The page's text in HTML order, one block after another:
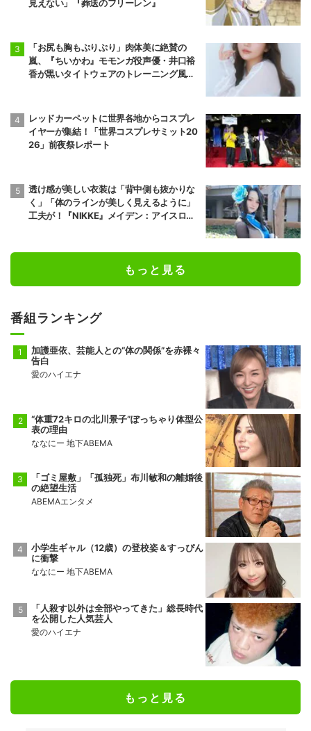
見えない」『葬送のフリーレン』
「お尻も胸もぷりぷり」肉体美に絶賛の
嵐、『ちいかわ』モモンガ役声優・井口裕
香が黒いタイトウェアのトレーニング風景
レッドカーペットに世界各地からコスプレ
イヤーが集結！「世界コスプレサミット20
26」前夜祭レポート
透け感が美しい衣装は「背中側も抜かりな
く」「体のラインが美しく見えるように」
工夫が！『NIKKE』メイデン：アイスロー
もっと見る
番組ランキング
加護亜依、芸能人との“体の関係”を赤裸々
告白
愛のハイエナ
“体重72キロの北川景子”ぽっちゃり体型公
表の理由
ななにー 地下ABEMA
「ゴミ屋敷」「孤独死」布川敏和の離婚後
の絶望生活
ABEMAエンタメ
小学生ギャル（12歳）の登校姿＆すっぴん
に衝撃
ななにー 地下ABEMA
「人殺す以外は全部やってきた」総長時代
を公開した人気芸人
愛のハイエナ
もっと見る